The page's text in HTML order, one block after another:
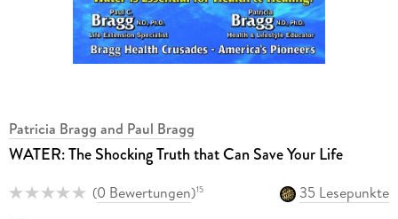
Patricia Bragg and Paul Bragg
WATER: The Shocking Truth that Can Save Your Life
(0 Bewertungen)15
35 Lesepunkte